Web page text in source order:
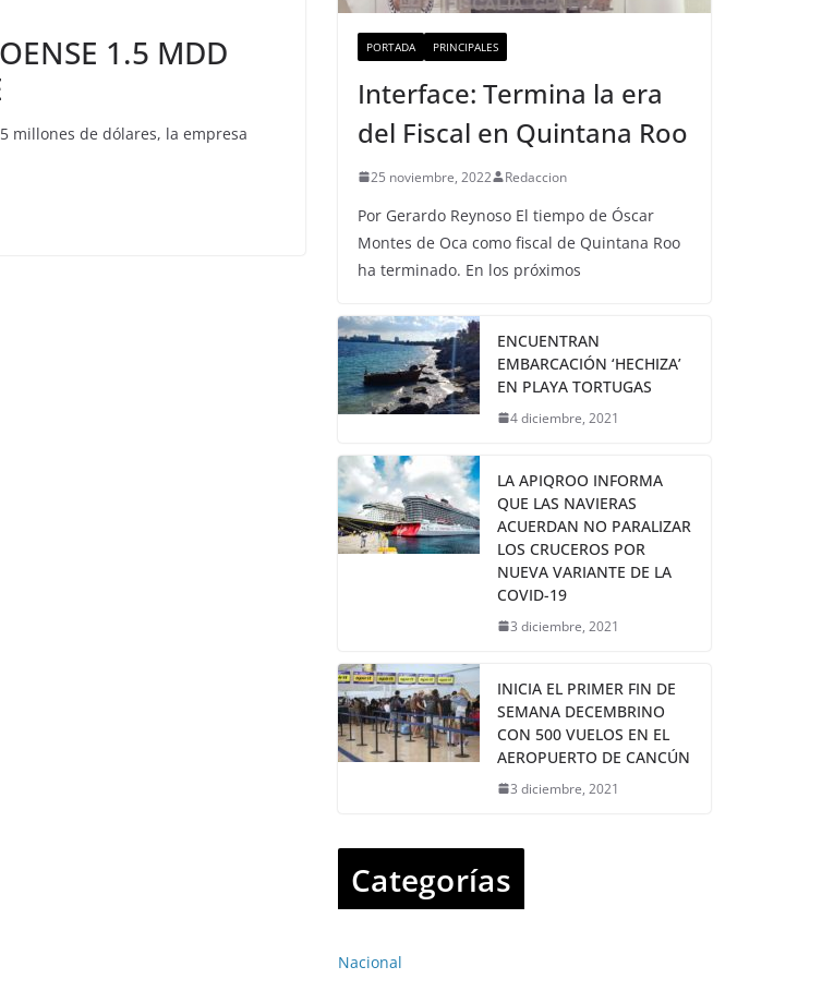
1.5 MDD
millones de dólares, la empresa
PORTADA PRINCIPALES
Interface: Termina la era
del Fiscal en Quintana Roo
25 noviembre, 2022 Redaccion
Por Gerardo Reynoso El tiempo de Óscar
Montes de Oca como fiscal de Quintana Roo
ha terminado. En los próximos
ENCUENTRAN
EMBARCACIÓN ‘HECHIZA’
EN PLAYA TORTUGAS
4 diciembre, 2021
LA APIQROO INFORMA
QUE LAS NAVIERAS
ACUERDAN NO PARALIZAR
LOS CRUCEROS POR
NUEVA VARIANTE DE LA
COVID-19
3 diciembre, 2021
INICIA EL PRIMER FIN DE
SEMANA DECEMBRINO
CON 500 VUELOS EN EL
AEROPUERTO DE CANCÚN
3 diciembre, 2021
Categorías
Nacional